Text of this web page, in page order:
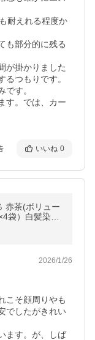
耐えれる程度か
も部分的に残る
が掛かりました
つもりです。
す。
す。では、カー
いいね 0
赤茶(ボリュー
袋）白髪染め
植物100％
2026/1/26
こそ顔周りやも
でしたがきれい
ます。が、しば